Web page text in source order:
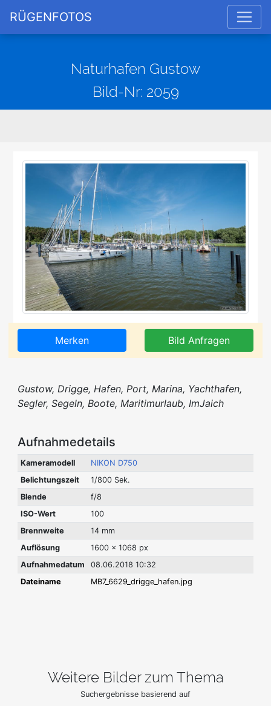
RÜGENFOTOS
Naturhafen Gustow
Bild-Nr: 2059
Merken Bild Anfragen
Gustow, Drigge, Hafen, Port, Marina, Yachthafen,
Segler, Segeln, Boote, Maritimurlaub, ImJaich
Aufnahmedetails
Kameramodell
NIKON D750
Belichtungszeit
1/800 Sek.
Blende
f/8
ISO-Wert
100
Brennweite
14 mm
Auflösung
1600 x 1068 px
Aufnahmedatum
08.06.2018 10:32
Dateiname
MB7_6629_drigge_hafen.jpg
Weitere Bilder zum Thema
Suchergebnisse basierend auf